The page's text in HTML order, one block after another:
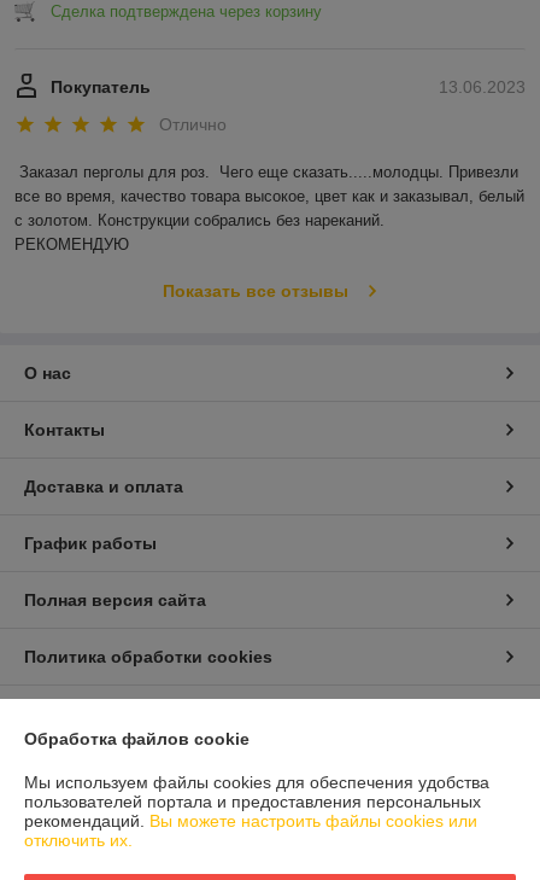
Сделка подтверждена через корзину
13.06.2023
Покупатель
Отлично
Заказал перголы для роз.  Чего еще сказать.....молодцы. Привезли
все во время, качество товара высокое, цвет как и заказывал, белый
с золотом. Конструкции собрались без нареканий.
РЕКОМЕНДУЮ
Показать все отзывы
О нас
Контакты
Доставка и оплата
График работы
Полная версия сайта
Политика обработки cookies
Информация для покупателя
Обработка файлов cookie
Мы используем файлы cookies для обеспечения удобства
пользователей портала и предоставления персональных
рекомендаций. Вы можете настроить файлы cookies или
отключить их.